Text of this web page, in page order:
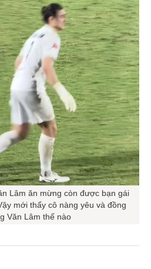
Lâm ăn mừng còn được bạn gái
mới thấy cô nàng yêu và đồng
Văn Lâm thế nào